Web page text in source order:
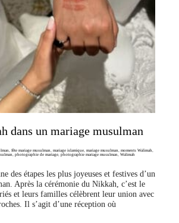
dans un mariage musulman
, fête mariage musulman, mariage islamique, mariage musulman, moments Walimah,
, photographie de mariage, photographie mariage musulman, Walimah
des étapes les plus joyeuses et festives d’un
Après la cérémonie du Nikkah, c’est le
et leurs familles célèbrent leur union avec
Il s’agit d’une réception où